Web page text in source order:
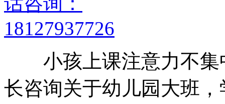
小孩上课注意力不集
长咨询关于幼儿园大班